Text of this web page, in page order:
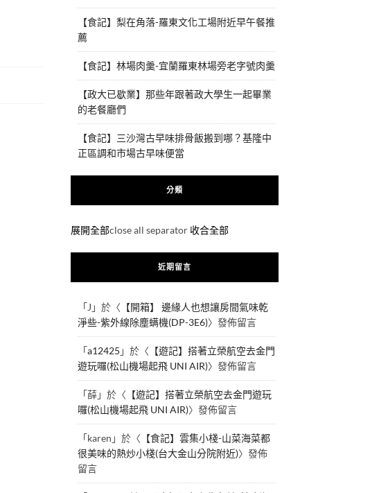
【食記】梨在角落-羅東文化工場附近早午餐推
薦
【食記】林場肉羹-宜蘭羅東林場旁老字號肉羹
【政大已歇業】那些年跟著政大學生一起畢業
的老餐廳們
【食記】三沙灣古早味排骨飯搬到哪？基隆中
正區調和市場古早味便當
分類
展開全部close all separator 收合全部
近期留言
「J 」於〈 【開箱】 邊緣人也想讓房間氣味乾
淨些-紫外線除塵螨機(DP-3E6)〉發佈留言
「a12425 」於〈 【遊記】搭著立榮航空去金門
遊玩囉(松山機場起飛 UNI AIR)〉發佈留言
「薛」於〈 【遊記】搭著立榮航空去金門遊玩
囉(松山機場起飛 UNI AIR)〉發佈留言
「karen 」於〈 【食記】雲集小棧-山菜海菜都
很美味的熱炒小棧(台大金山分院附近)〉發佈
留言